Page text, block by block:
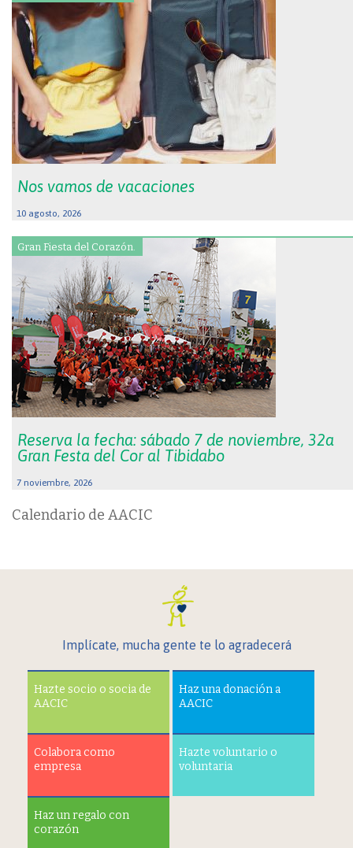
Nos vamos de vacaciones
10 agosto, 2026
Gran Fiesta del Corazón.
Reserva la fecha: sábado 7 de noviembre, 32a
Gran Festa del Cor al Tibidabo
7 noviembre, 2026
Calendario de AACIC
Implícate, mucha gente te lo agradecerá
Hazte socio o socia de
AACIC
Haz una donación a
AACIC
Colabora como
empresa
Hazte voluntario o
voluntaria
Haz un regalo con
corazón